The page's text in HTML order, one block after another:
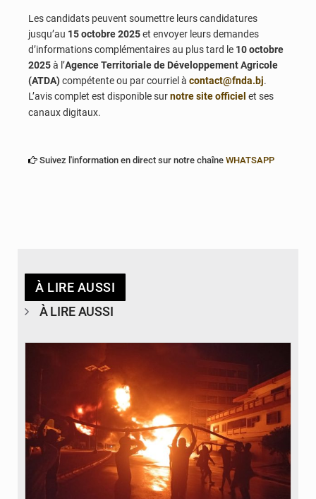
Les candidats peuvent soumettre leurs candidatures
jusqu’au 15 octobre 2025et envoyer leurs demandes
d’informations complémentaires au plus tard le 10 octobre
2025à l’Agence Territoriale de Développement Agricole
(ATDA)compétente ou par courriel à contact@fnda.bj.
L’avis complet est disponible surnotre site officiel et ses
canaux digitaux.
Suivez l'information en direct sur notre chaîne WHATSAPP
À LIRE AUSSI
À LIRE AUSSI